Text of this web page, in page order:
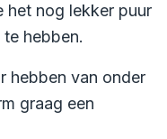
het nog lekker puur
hebben.
hebben van onder
graag een